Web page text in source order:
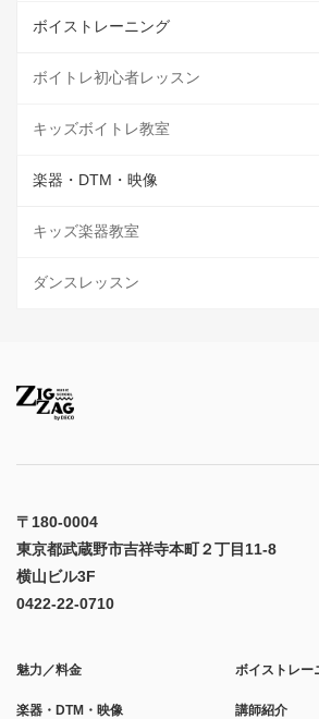
ボイストレーニング
ボイトレ初心者レッスン
キッズボイトレ教室
楽器・DTM・映像
キッズ楽器教室
ダンスレッスン
〒180-0004
東京都武蔵野市吉祥寺本町２丁目11-8
横山ビル3F
0422-22-0710
魅力／料金 ボイストレー
楽器・DTM・映像 講師紹介